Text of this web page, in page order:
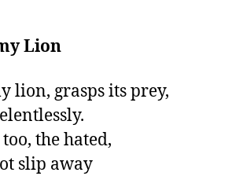
Lion
lion, grasps its prey,
the hated,
slip away